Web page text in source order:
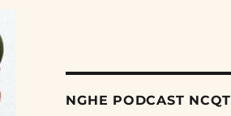
NGHE PODCAST NCQT